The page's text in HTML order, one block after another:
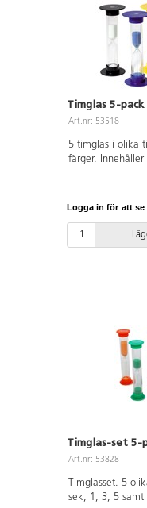
Timglas 5-pack
Art.nr: 53518
5 timglas i olika
färger.
PVC-fri. Från 3 år.
Logga in för att
Timglas-set 5-
Art.nr: 53828
Timglasset. 5
sek, 1, 3, 5 samt